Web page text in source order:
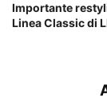
Importante
Linea Classic di